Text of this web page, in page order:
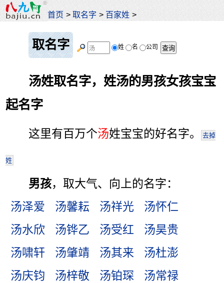
首页 >取名字 > 百家姓 >
取名字 姓 名 公司
汤姓取名字，姓汤的男孩女孩宝宝
起名字
这里有百万个汤姓宝宝的好名字。 去掉
姓
男孩，取大气、向上的名字：
汤泽爱
汤馨耘 汤祥光
汤怀仁
汤水欣
汤铧乙 汤受红
汤昊贵
汤啸轩
汤肇靖 汤其来
汤杜澎
汤庆钧
汤梓敬 汤铂琛
汤常禄